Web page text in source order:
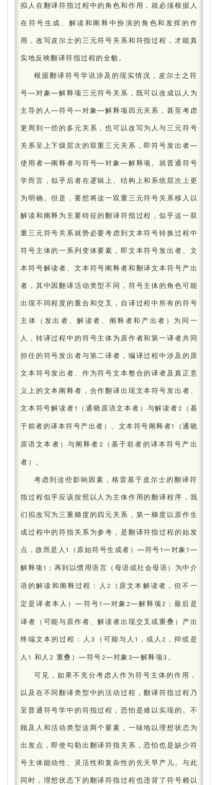
拟人在翻译符指过程中的角色和作用，就必须根据人
在符号生成、解读和阐释中扮演的角色和发挥的作
用，改写皮尔士的三元符号关系和符指过程，才能真
实地反映翻译符指过程的全貌。
根据翻译符号学说涉及的现实情况，皮尔士之符
号—对象—解释项三元符号关系，既可以改成以人为
主导的人—符号—对象—解释项四元关系，甚至考虑
更周到一些的多元关系，也可以改写为人与三元符号
关系呈上下级层次的双重三元关系，即符号发出者—
使用者—阐释者与符号—对象—解释项。就普通符号
学而言，似乎后者在逻辑上、结构上和系统层次上更
为明确。但是，要想将这一双重三元符号关系移入以
解读和阐释为主要特征的翻译符指过程，似乎这一双
重三元符号关系就势必要考虑到文本符号转换过程中
符号主体的一系列变体要素，即文本符号发出者、文
本符号解读者、文本符号阐释者和翻译文本符号产出
者，其中因翻译活动类型不同，符号主体的角色可能
出现不同程度的重合和交叉，自译过程中所有的符号
主体（发出者、解读者、阐释者和产出者）为同一
人，转译过程中的符号主体为原作者和第一译者共同
担任的符号发出者与第二译者，编译过程中涉及的原
文本符号发出者、作为符号文本整合的译者及真正意
义上的文本阐释者，合作翻译出现文本符号发出者、
文本符号解读者1 （通晓原语文本者）与解读者 2 （基
于前者的译本符号产出者）、文本符号阐释者1 （通晓
原语文本者）与阐释者 2 （基于前者的译本符号产出
者）。
考虑到这些影响因素，格雷基于皮尔士的翻译符
指过程似乎应该按照以人为主体作用的翻译程序，我
们拟改写为三重梯度的四元关系，第一梯度以原作生
成过程中的符指关系为参考，是翻译符指过程的始发
点，故而是人1 （原始符号生成者）—符号1—对象1 —
解释项 1 ； 再到以惯用语言（母语或社会母语）为中介
语的解读和阐释过程： 人 2 （原文本解读者，但不一
定是译者本人）—符号1 —对象 2—解释项 2 ； 最后是
译者（可能与原作者、解读者出现交叉或重叠）产出
终端文本的过程： 人 3 （可能与人1 ，或人 2 ，抑或是
人 1 和人 2 重叠）—符号 2—对象 3—解释项 3 。
可见，如果不充分考虑人作为符号主体的作用，
以及在不同翻译类型中的活动过程，翻译符指过程乃
至普通符号学中的符指过程，恐怕是难以实现的。 不
顾及人和活动类型这两个要素，一味地以理想状态为
出发点，即使勾勒出翻译符指关系，恐怕也是缺少符
号主体能动性、灵活性和复杂性的先天早产儿。 与此
同时，理想状态下的翻译符指过程也违背了符号赖以